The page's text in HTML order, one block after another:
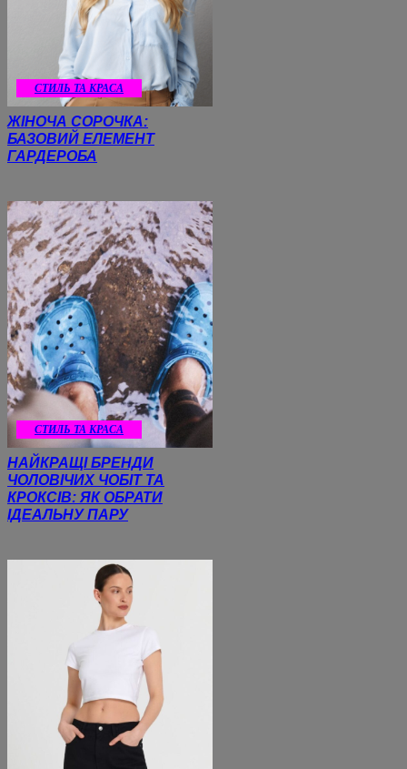
СТИЛЬ ТА КРАСА
ЖІНОЧА СОРОЧКА:
БАЗОВИЙ ЕЛЕМЕНТ
ГАРДЕРОБА
СТИЛЬ ТА КРАСА
НАЙКРАЩІ БРЕНДИ
ЧОЛОВІЧИХ ЧОБІТ ТА
КРОКСІВ: ЯК ОБРАТИ
ІДЕАЛЬНУ ПАРУ